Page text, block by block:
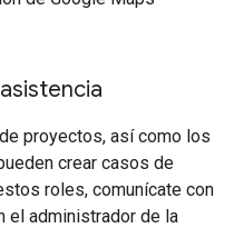
proyectos, así como los
crear casos de
roles, comunícate con
el administrador de la